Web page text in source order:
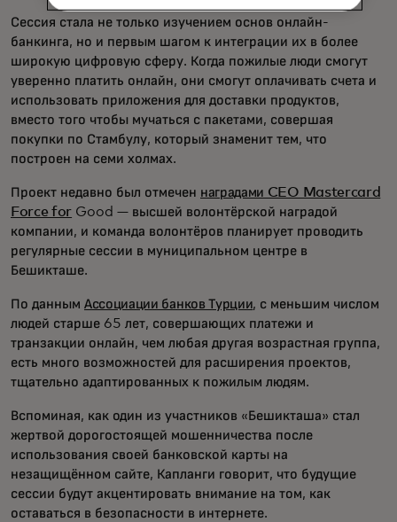
Сессия стала не только изучением основ онлайн-
банкинга, но и первым шагом к интеграции их в более
широкую цифровую сферу. Когда пожилые люди смогут
уверенно платить онлайн, они смогут оплачивать счета и
использовать приложения для доставки продуктов,
вместо того чтобы мучаться с пакетами, совершая
покупки по Стамбулу, который знаменит тем, что
построен на семи холмах.
Проект недавно был отмечен наградами CEO Mastercard
Force for Good — высшей волонтёрской наградой
компании, и команда волонтёров планирует проводить
регулярные сессии в муниципальном центре в
Бешикташе.
По данным Ассоциации банков Турции, с меньшим числом
людей старше 65 лет, совершающих платежи и
транзакции онлайн, чем любая другая возрастная группа,
есть много возможностей для расширения проектов,
тщательно адаптированных к пожилым людям.
Вспоминая, как один из участников «Бешикташа» стал
жертвой дорогостоящей мошенничества после
использования своей банковской карты на
незащищённом сайте, Капланги говорит, что будущие
сессии будут акцентировать внимание на том, как
оставаться в безопасности в интернете.